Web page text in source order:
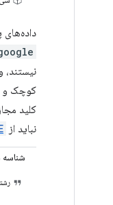
داده‌های
کوچک و
کلید
نباید از